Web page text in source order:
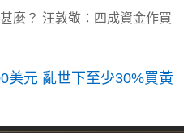
麼？ 汪敦敬：四成資金作買
美元 亂世下至少30%買黃